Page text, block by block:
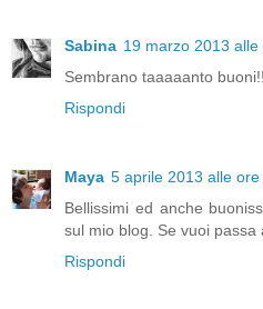
Sabina 19 marzo 2013 alle
Sembrano taaaaanto
Rispondi
Maya 5 aprile 2013 alle
Bellissimi ed anche
sul mio blog. Se vuoi passa
Rispondi